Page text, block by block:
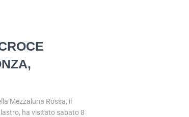
Mezzaluna Rossa, il
ha visitato sabato 8